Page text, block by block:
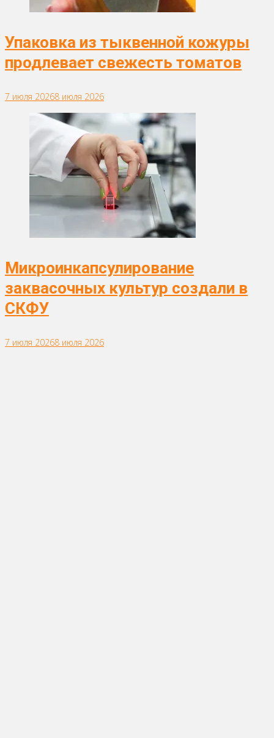
Упаковка из тыквенной кожуры
продлевает свежесть томатов
7 июля 20268 июля 2026
Микроинкапсулирование
заквасочных культур создали в
СКФУ
7 июля 20268 июля 2026